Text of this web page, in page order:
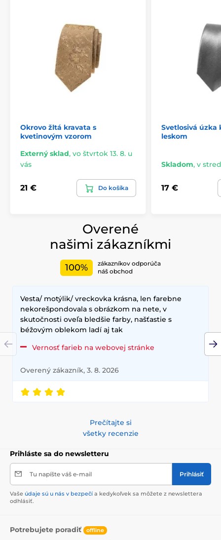
Okrovo žltá kravata s
kvetinovým vzorom
Externý sklad, vo štvrtok 13. 8. u
vás
21 € Do košíka
Svetlosivá úzka
leskom
Skladom, v
17 €
Overené
našimi zákazníkmi
100%
zákazníkov odporúča
náš obchod
Vesta/ motýlik/ vreckovka krásna, len farebne
nekorešpondovala s obrázkom na nete, v
skutočnosti oveľa bledšie farby, našťastie s
béžovým oblekom ladí aj tak
Vernosť farieb na webovej stránke
Overený zákazník, 3. 8. 2026
Prečítajte si
všetky recenzie
Prihláste sa do newsletteru
Tu napíšte váš e-mail Prihlásiť
Vaše údaje sú u nás v bezpečí a kedykoľvek sa môžete z newslettera
odhlásiť.
Potrebujete poradiť offline